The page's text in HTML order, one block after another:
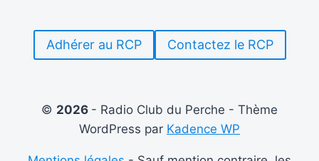
Adhérer au RCP Contactez le RCP
© 2026 - Radio Club du Perche - Thème
WordPress par Kadence WP